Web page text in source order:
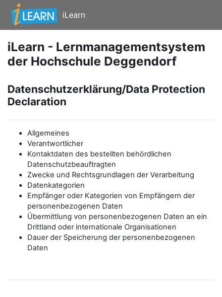
Zum Hauptinhalt
iLearn
iLearn - Lernmanagementsystem
der Hochschule Deggendorf
Datenschutzerklärung/Data Protection
Declaration
Allgemeines
Verantwortlicher
Kontaktdaten des bestellten behördlichen
Datenschutzbeauftragten
Zwecke und Rechtsgrundlagen der Verarbeitung
Datenkategorien
Empfänger oder Kategorien von Empfängern der
personenbezogenen Daten
Übermittlung von personenbezogenen Daten an ein
Drittland oder internationale Organisationen
Dauer der Speicherung der personenbezogenen
Daten